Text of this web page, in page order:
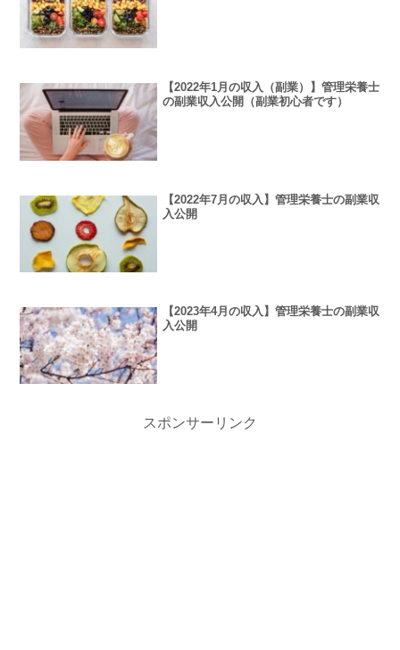
【2022年1月の収入（副業）】管理栄養士
の副業収入公開（副業初心者です）
【2022年7月の収入】管理栄養士の副業収
入公開
【2023年4月の収入】管理栄養士の副業収
入公開
スポンサーリンク